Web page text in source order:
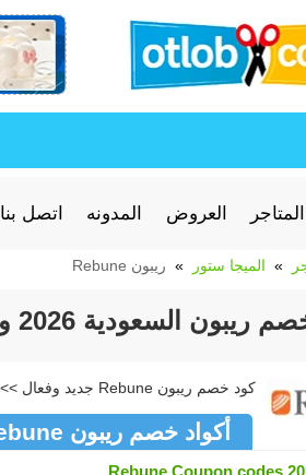
العروض المدونه اتصل بنا
الميجا ستور ريبون Rebune
السعودية 2026 وفر 5% على الأجهزة والالكترونيات
كود خصم ريبون Rebune جديد وفعال >> كوبون ريبون Rebune متجدد لشهر أغسطس 2026
أكواد خصم ريبون Rebune